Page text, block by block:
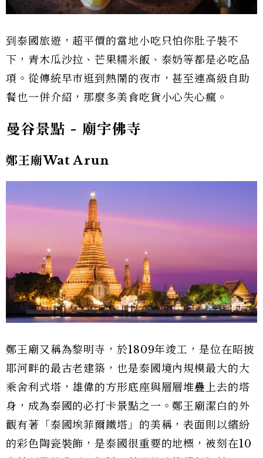
到泰國旅遊，超平價的當地小吃只怕你肚子裝不
下，青木瓜沙拉、芒果糯米飯、泰奶等都是必吃品
項。從傳統早市逛到熱鬧的夜市，甚至連高級自助
餐也一併介紹，那麼多美食吃貨小心失心瘋。
曼谷景點 - 廟宇佛寺
鄭王廟Wat Arun
鄭王廟又稱為黎明寺，於1809年竣工，是位在昭披
耶河畔的最古老建築，也是泰國境內規模最大的大
乘舍利式塔，雄偉的方形底座與層層堆疊上去的塔
身，成為泰國的必打卡景點之一。鄭王廟潔白的外
觀有著「泰國埃菲爾鐵塔」的美稱，表面則以繽紛
的彩色陶瓷裝飾，是泰國很重要的地標，被刻在10